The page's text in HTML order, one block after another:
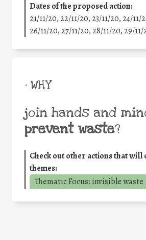
Dates of the proposed action:
21/11/20, 22/11/20, 23/11/20, 24/11/
26/11/20, 27/11/20, 28/11/20, 29/11/
• WHY
join hands and
prevent waste?
Check out other actions that will
themes:
Thematic Focus: invisible waste